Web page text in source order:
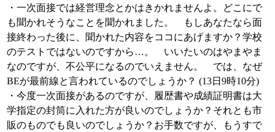
・一次面接では経営理念とかはきかれませんよ。どこにで
も聞かれそうなことを聞かれました。 もしあなたなら面
接終わった後に、聞かれた内容をココにあげますか？学校
のテストではないのですから…。 いいたいのはやまやま
なのですが、不公平になるのでいえません。 では、なぜ
BEが最前線と言われているのでしょうか？ (13日9時10分)
・今度一次面接があるのですが、履歴書や成績証明書は大
学指定の封筒に入れた方が良いのでしょうか？それとも市
販のものでも良いのでしょうか？お手数ですが、もうすで